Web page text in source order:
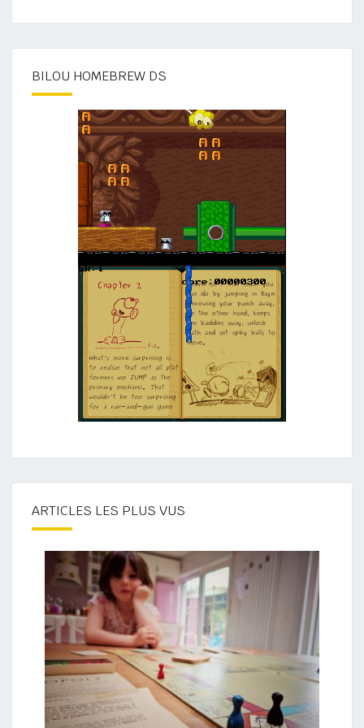
BILOU HOMEBREW DS
ARTICLES LES PLUS VUS